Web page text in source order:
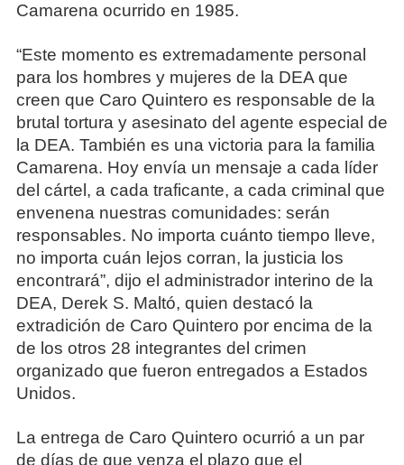
Camarena ocurrido en 1985.
“Este momento es extremadamente personal
para los hombres y mujeres de la DEA que
creen que Caro Quintero es responsable de la
brutal tortura y asesinato del agente especial de
la DEA. También es una victoria para la familia
Camarena. Hoy envía un mensaje a cada líder
del cártel, a cada traficante, a cada criminal que
envenena nuestras comunidades: serán
responsables. No importa cuánto tiempo lleve,
no importa cuán lejos corran, la justicia los
encontrará”, dijo el administrador interino de la
DEA, Derek S. Maltó, quien destacó la
extradición de Caro Quintero por encima de la
de los otros 28 integrantes del crimen
organizado que fueron entregados a Estados
Unidos.
La entrega de Caro Quintero ocurrió a un par
de días de que venza el plazo que el